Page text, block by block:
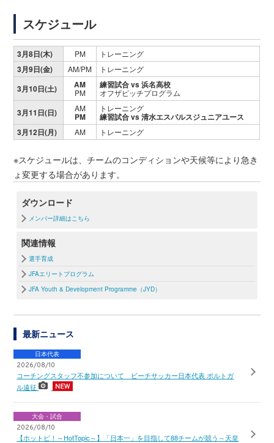
スケジュール
3月8日(木) PM トレーニング
3月9日(金) AM/PM トレーニング
3月10日(土) AM
PM
練習試合 vs 浜名高校
オフザピッチプログラム
3月11日(日) AM
PM
トレーニング
練習試合 vs 清水エスパルスジュニアユース
3月12日(月)
AM トレーニング
※スケジュールは、チームのコンディションや天候等により急き
ょ変更する場合があります。
ダウンロード
メンバー詳細はこちら
関連情報
選手育成
JFAエリートプログラム
JFA Youth & Development Programme（JYD）
最新ニュース
日本代表
2026/08/10
コーチングスタッフ不参加について ビーチサッカー日本代表 ポルトガ
ル遠征
大会・試合
2026/08/10
【ホットピ！～HotTopic～】「日本一」を目指して88チームが競う～天皇